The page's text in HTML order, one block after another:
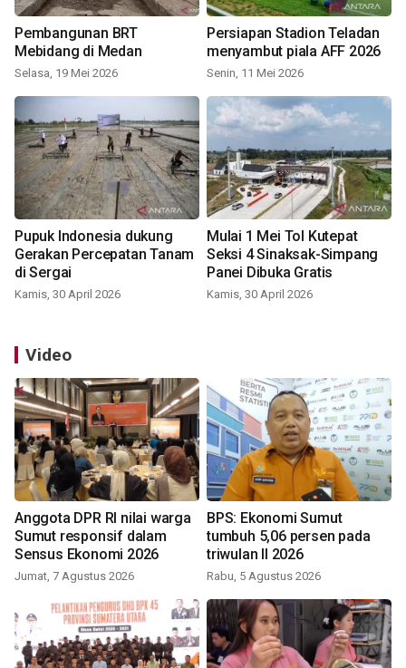
Pembangunan BRT
Mebidang di Medan
Selasa, 19 Mei 2026
Persiapan Stadion Teladan
menyambut piala AFF 2026
Senin, 11 Mei 2026
Pupuk Indonesia dukung
Gerakan Percepatan Tanam
di Sergai
Kamis, 30 April 2026
Mulai 1 Mei Tol Kutepat
Seksi 4 Sinaksak-Simpang
Panei Dibuka Gratis
Kamis, 30 April 2026
Video
Anggota DPR RI nilai warga
Sumut responsif dalam
Sensus Ekonomi 2026
Jumat, 7 Agustus 2026
BPS: Ekonomi Sumut
tumbuh 5,06 persen pada
triwulan II 2026
Rabu, 5 Agustus 2026